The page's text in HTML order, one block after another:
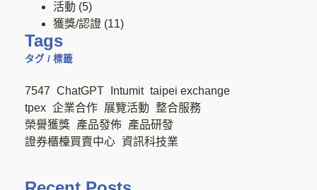
活動 (5)
獲獎/認證 (11)
Tags
タグ / 標籤
7547 ChatGPT Intumit taipei exchange
tpex 企業合作 展覽活動
整合服務
榮譽獲獎
產品發佈
產品研發
證券櫃檯買賣中心 資訊科技業